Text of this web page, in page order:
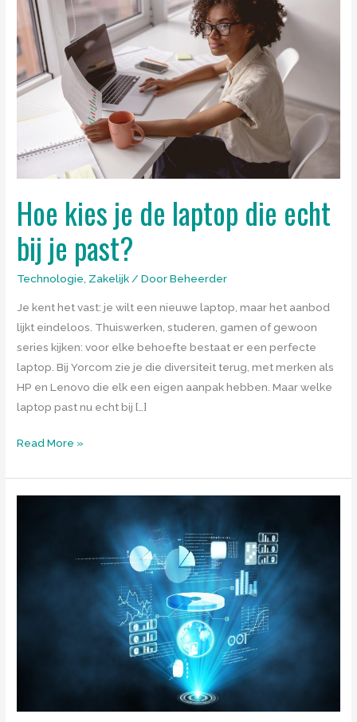
Hoe kies je de laptop die echt
bij je past?
Technologie Zakelijk / DoorBeheerder
Je kent het vast: je wilt een nieuwe laptop, maar het aanbod
lijkt eindeloos. Thuiswerken, studeren, gamen of gewoon
series kijken: voor elke behoefte bestaat er een perfecte
laptop. Bij Yorcom zie je die diversiteit terug, met merken als
HP en Lenovo die elk een eigen aanpak hebben. Maar welke
laptop past nu echt bij […]
Hoe
je
Read More »